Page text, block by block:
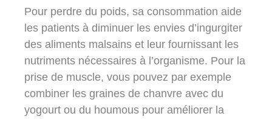
Pour perdre du poids, sa consommation aide
les patients à diminuer les envies d’ingurgiter
des aliments malsains et leur fournissant les
nutriments nécessaires à l’organisme. Pour la
prise de muscle, vous pouvez par exemple
combiner les graines de chanvre avec du
yogourt ou du houmous pour améliorer la